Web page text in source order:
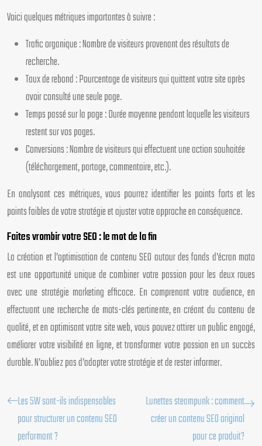
Voici quelques métriques importantes à suivre :
Trafic organique : Nombre de visiteurs provenant des résultats de
recherche.
Taux de rebond : Pourcentage de visiteurs qui quittent votre site après
avoir consulté une seule page.
Temps passé sur la page : Durée moyenne pendant laquelle les visiteurs
restent sur vos pages.
Conversions : Nombre de visiteurs qui effectuent une action souhaitée
(téléchargement, partage, commentaire, etc.).
En analysant ces métriques, vous pourrez identifier les points forts et les
points faibles de votre stratégie et ajuster votre approche en conséquence.
Faites vrombir votre SEO : le mot de la fin
La création et l’optimisation de contenu SEO autour des fonds d’écran moto
est une opportunité unique de combiner votre passion pour les deux roues
avec une stratégie marketing efficace. En comprenant votre audience, en
effectuant une recherche de mots-clés pertinente, en créant du contenu de
qualité, et en optimisant votre site web, vous pouvez attirer un public engagé,
améliorer votre visibilité en ligne, et transformer votre passion en un succès
durable. N’oubliez pas d’adapter votre stratégie et de rester informer.
Les 5W sont-ils indispensables
pour structurer un contenu SEO
performant ?
Lunettes steampunk : comment
créer un contenu SEO original
pour ce produit?